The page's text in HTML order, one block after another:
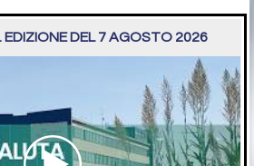
EDIZIONE DEL 7 AGOSTO 2026